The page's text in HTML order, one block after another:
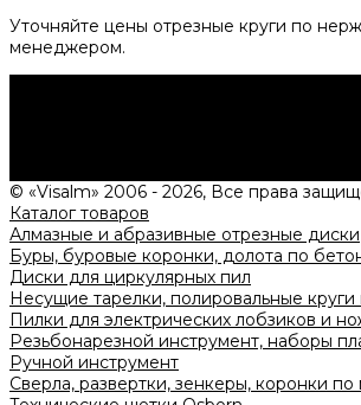
Уточняйте цены отрезные круги по
менеджером.
© «Visalm» 2006 - 2026, Все права
Каталог товаров
Алмазные и абразивные отрезные диски
Буры, буровые коронки, долота по
Диски для циркулярных пил
Несущие тарелки, полировальные
Пилки для электрических лобзиков и
Резьбонарезной инструмент, наборы
Ручной инструмент
Сверла, развертки, зенкеры, коронки по